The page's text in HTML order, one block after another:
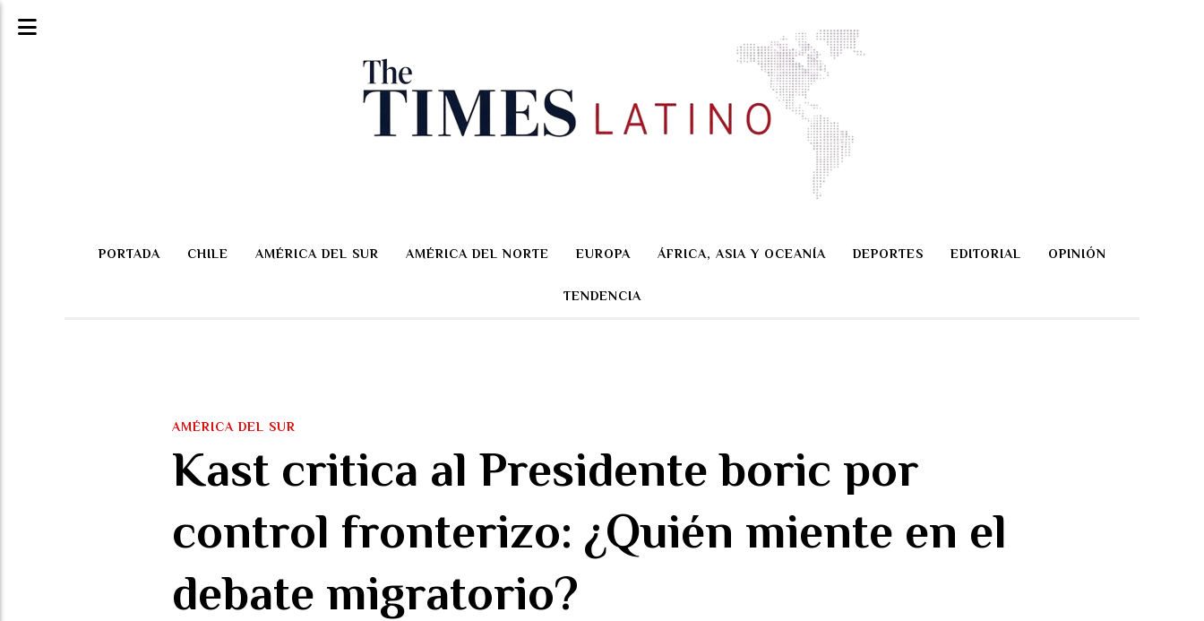
PORTADA CHILE AMÉRICA DEL SUR AMÉRICA DEL NORTE EUROPA ÁFRICA, ASIA Y OCEANÍA DEPORTES EDITORIAL OPINIÓN
TENDENCIA
Kast critica al Presidente boric por
control fronterizo: ¿Quién miente en el
debate migratorio?
AMÉRICA DEL SUR